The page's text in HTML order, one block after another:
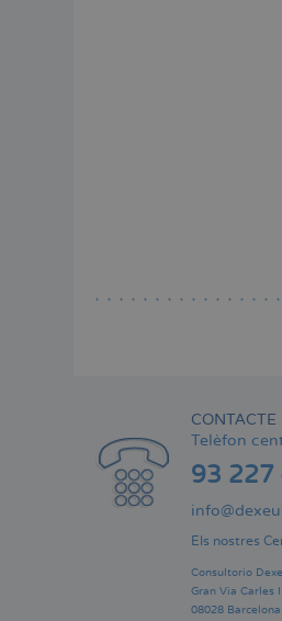
CONTACTE
Telèfon
93 227
Els nostres
Consultorio
Gran Via Carles
08028 Barcelona.